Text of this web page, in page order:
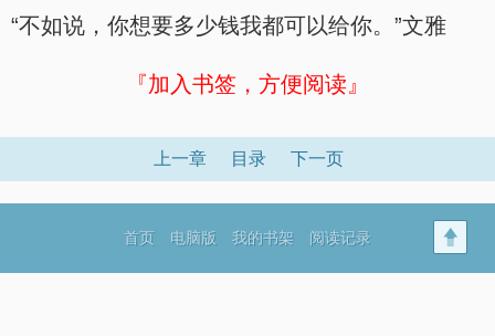
“不如说，你想要多少钱我都可以给你。”文雅
『加入书签，方便阅读』
上一章 目录 下一页
首页 电脑版 我的书架 阅读记录